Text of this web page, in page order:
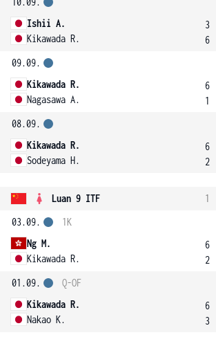
Ishii A.
Kikawada R.
3
6
09.09.
Kikawada R.
Nagasawa A.
6
1
08.09.
Kikawada R.
Sodeyama H.
6
2
Luan 9 ITF 1
03.09.
Ng M.
Kikawada R.
1K
6
2
01.09.
Kikawada R.
Nakao K.
Q-OF
6
3